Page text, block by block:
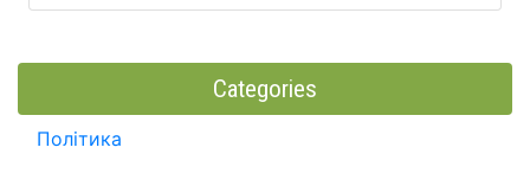
Categories
Політика